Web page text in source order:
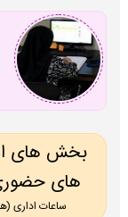
بخش های
های
ساعات اداری (همه روزه 8 صبح تا 6